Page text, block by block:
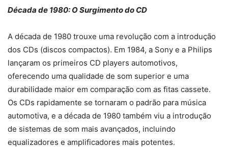
Década de 1980: O Surgimento do CD
A década de 1980 trouxe uma revolução com a introdução
dos CDs (discos compactos). Em 1984, a Sony e a Philips
lançaram os primeiros CD players automotivos,
oferecendo uma qualidade de som superior e uma
durabilidade maior em comparação com as fitas cassete.
Os CDs rapidamente se tornaram o padrão para música
automotiva, e a década de 1980 também viu a introdução
de sistemas de som mais avançados, incluindo
equalizadores e amplificadores mais potentes.